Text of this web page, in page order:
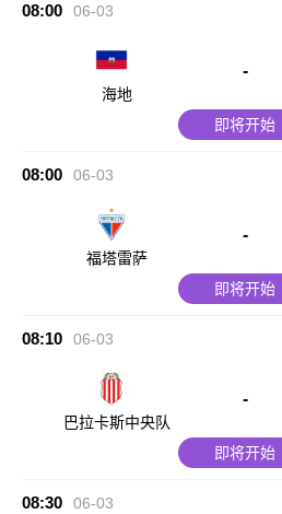
08:00 06-03
海地
-
即将开始
08:00 06-03
福塔雷萨
-
即将开始
08:10 06-03
巴拉卡斯中央队
-
即将开始
08:30 06-03